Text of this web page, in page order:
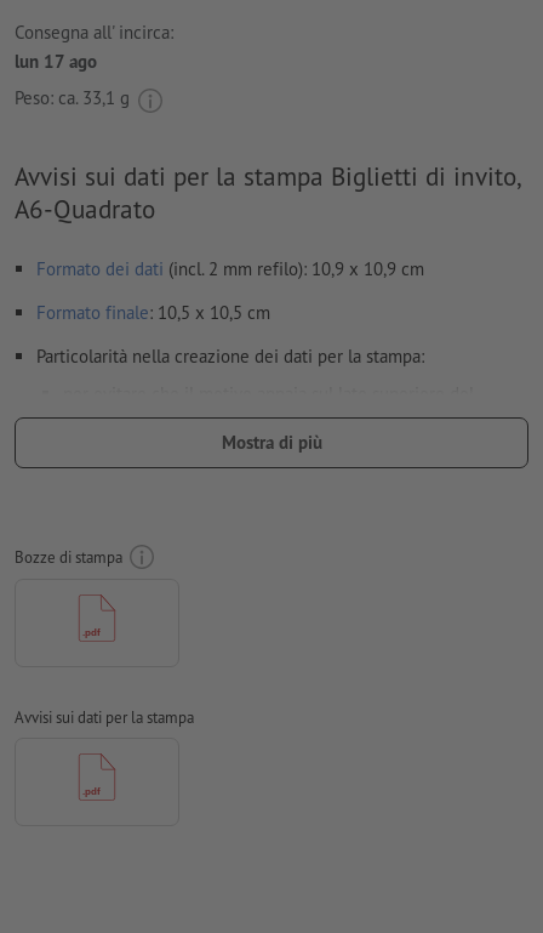
Consegna all' incirca:
lun 17 ago
Peso: ca. 33,1 g
Avvisi sui dati per la stampa Biglietti di invito,
A6-Quadrato
Formato dei dati (incl. 2 mm refilo): 10,9 x 10,9 cm
Formato finale: 10,5 x 10,5 cm
Particolarità nella creazione dei dati per la stampa:
prodotto stampato, tenere conto delsenso di letturanei dati
300 dpi
informazioni importanti ad almeno 4 mm di distanza dal
formato finale
in curve
Modalità colori:
patinate, FOGRA52 (PSO Uncoated v3 FOGRA52) per carte non
Mostra di più
Bozze di stampa
Avvisi sui dati per la stampa